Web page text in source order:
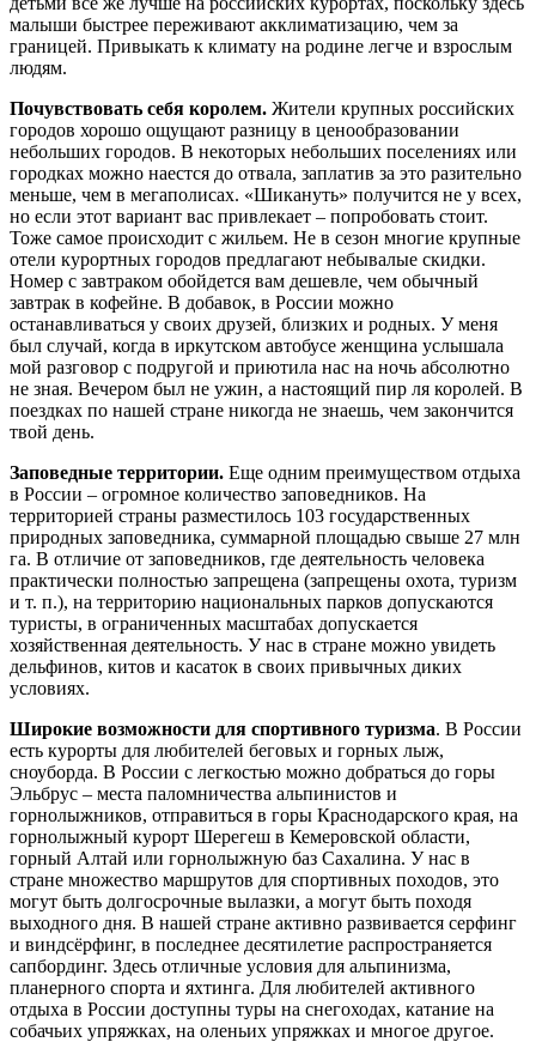
малыши быстрее переживают акклиматизацию, чем за
границей. Привыкать к климату на родине легче и взрослым
людям.
Почувствовать себя королем. Жители крупных российских
городов хорошо ощущают разницу в ценообразовании
небольших городов. В некоторых небольших поселениях или
городках можно наестся до отвала, заплатив за это разительно
меньше, чем в мегаполисах. «Шикануть» получится не у всех,
но если этот вариант вас привлекает – попробовать стоит.
Тоже самое происходит с жильем. Не в сезон многие крупные
отели курортных городов предлагают небывалые скидки.
Номер с завтраком обойдется вам дешевле, чем обычный
завтрак в кофейне. В добавок, в России можно
останавливаться у своих друзей, близких и родных. У меня
был случай, когда в иркутском автобусе женщина услышала
мой разговор с подругой и приютила нас на ночь абсолютно
не зная. Вечером был не ужин, а настоящий пир ля королей. В
поездках по нашей стране никогда не знаешь, чем закончится
твой день.
Заповедные территории. Еще одним преимуществом отдыха
в России – огромное количество заповедников. На
территорией страны разместилось 103 государственных
природных заповедника, суммарной площадью свыше 27 млн
га. В отличие от заповедников, где деятельность человека
практически полностью запрещена (запрещены охота, туризм
и т. п.), на территорию национальных парков допускаются
туристы, в ограниченных масштабах допускается
хозяйственная деятельность. У нас в стране можно увидеть
дельфинов, китов и касаток в своих привычных диких
условиях.
Широкие возможности для спортивного туризма. В России
есть курорты для любителей беговых и горных лыж,
сноуборда. В России с легкостью можно добраться до горы
Эльбрус – места паломничества альпинистов и
горнолыжников, отправиться в горы Краснодарского края, на
горнолыжный курорт Шерегеш в Кемеровской области,
горный Алтай или горнолыжную баз Сахалина. У нас в
стране множество маршрутов для спортивных походов, это
могут быть долгосрочные вылазки, а могут быть походя
выходного дня. В нашей стране активно развивается серфинг
и виндсёрфинг, в последнее десятилетие распространяется
сапбординг. Здесь отличные условия для альпинизма,
планерного спорта и яхтинга. Для любителей активного
отдыха в России доступны туры на снегоходах, катание на
собачьих упряжках, на оленьих упряжках и многое другое.